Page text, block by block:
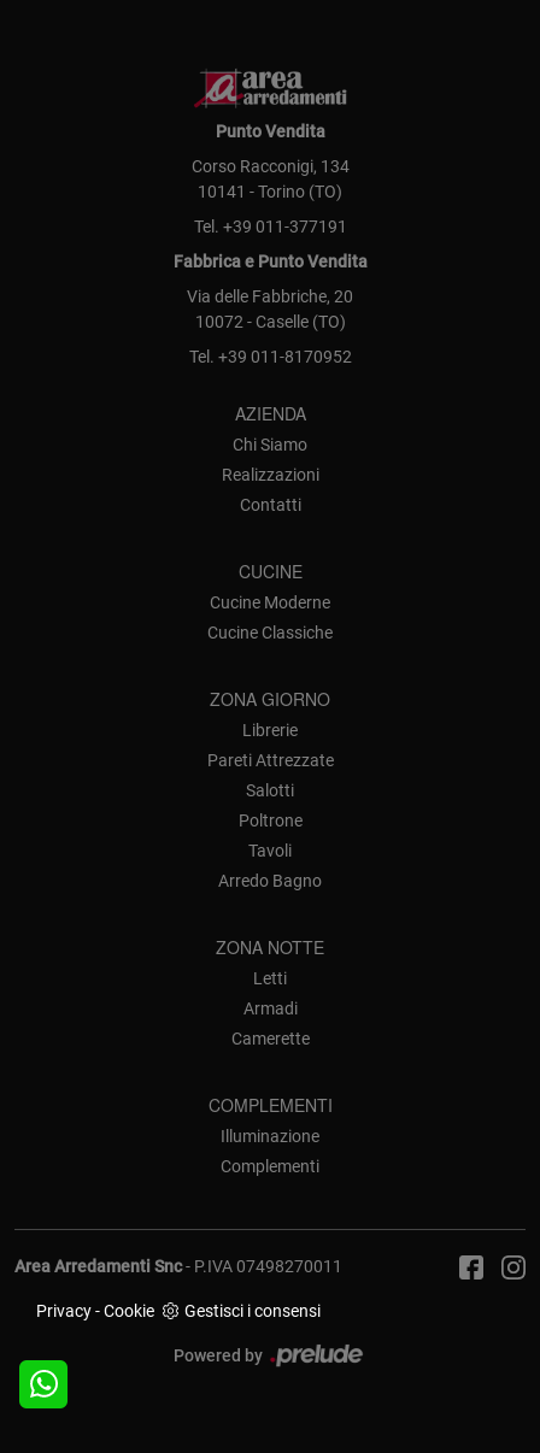
Punto Vendita
Corso Racconigi, 134
10141 - Torino (TO)
Tel. +39 011-377191
Fabbrica e Punto Vendita
Via delle Fabbriche, 20
10072 - Caselle (TO)
Tel. +39 011-8170952
AZIENDA
Chi Siamo
Realizzazioni
Contatti
CUCINE
Cucine Moderne
Cucine Classiche
ZONA GIORNO
Librerie
Pareti Attrezzate
Salotti
Poltrone
Tavoli
Arredo Bagno
ZONA NOTTE
Letti
Armadi
Camerette
COMPLEMENTI
Illuminazione
Complementi
Area Arredamenti Snc- P.IVA 07498270011
Privacy-Cookie Gestisci i consensi
Powered by